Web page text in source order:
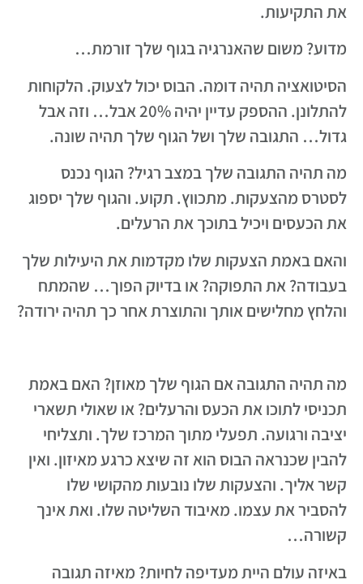
את התקיעות.
מדוע? משום שהאנרגיה בגוף שלך זורמת…
הסיטואציה תהיה דומה. הבוס יכול לצעוק. הלקוחות
להתלונן. ההספק עדיין יהיה 20% אבל… וזה אבל
גדול… התגובה שלך ושל הגוף שלך תהיה שונה.
מה תהיה התגובה שלך במצב רגיל? הגוף נכנס
לסטרס מהצעקות. מתכווץ. תקוע. והגוף שלך יספוג
את הכעסים ויכיל בתוכך את הרעלים.
והאם באמת הצעקות שלו מקדמות את היעילות שלך
בעבודה? את התפוקה? או בדיוק הפוך… שהמתח
והלחץ מחלישים אותך והתוצרת אחר כך תהיה ירודה?
מה תהיה התגובה אם הגוף שלך מאוזן? האם באמת
תכניסי לתוכו את הכעס והרעלים? או שאולי תשארי
יציבה ורגועה. תפעלי מתוך המרכז שלך. ותצליחי
להבין שכנראה הבוס הוא זה שיצא כרגע מאיזון. ואין
קשר אליך. והצעקות שלו נובעות מהקושי שלו
להסביר את עצמו. מאיבוד השליטה שלו. ואת אינך
קשורה…
באיזה עולם היית מעדיפה לחיות? מאיזה תגובה